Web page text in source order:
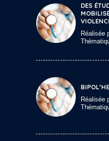
DES
Réalisée
Réalisée